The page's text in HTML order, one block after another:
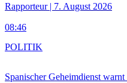
Rapporteur | 7. August 2026
08:46
Spanischer Geheimdienst
POLITIK